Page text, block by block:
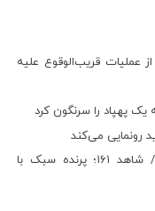
عملیات قریب‌الوقوع علیه
یک پهپاد را سرنگون کرد
رونمایی می‌کند
ایران موتور پهپاد رادارگریز را روشن کرد/ شاهد ۱۶۱؛ پرنده سبک با